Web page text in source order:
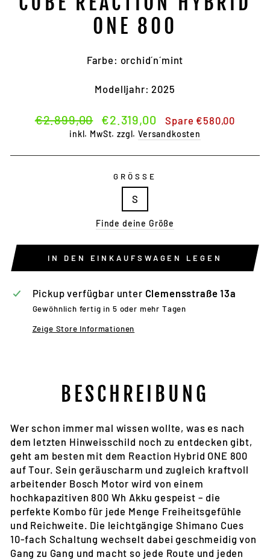
ONE 800
Farbe: orchid´n´mint
Modelljahr: 2025
Normaler
€2.899,00 Sonderpreis
€2.319,00 Spare €580,00
inkl. MwSt. zzgl.Versandkosten
GRÖSSE
S
Finde deine Größe
IN DEN EINKAUFSWAGEN LEGEN
Pickup verfügbar unter Clemensstraße 13a
Gewöhnlich fertig in 5 oder mehr Tagen
Zeige Store Informationen
BESCHREIBUNG
Wer schon immer mal wissen wollte, was es nach
dem letzten Hinweisschild noch zu entdecken gibt,
geht am besten mit dem Reaction Hybrid ONE 800
auf Tour. Sein geräuscharm und zugleich kraftvoll
arbeitender Bosch Motor wird von einem
hochkapazitiven 800 Wh Akku gespeist – die
perfekte Kombo für jede Menge Freiheitsgefühle
und Reichweite. Die leichtgängige Shimano Cues
10-fach Schaltung wechselt dabei geschmeidig von
Gang zu Gang und macht so jede Route und jeden